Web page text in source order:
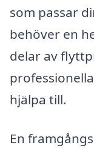
som passar
behöver en
delar av
hjälpa till.
En